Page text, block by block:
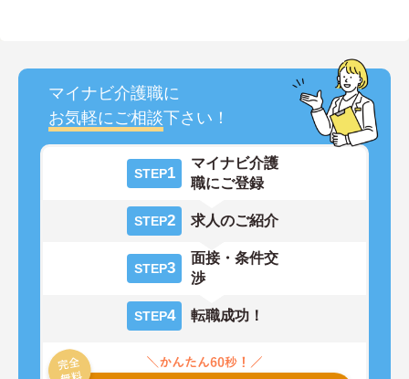
マイナビ介護職に
お気軽にご相談下さい！
STEP1
マイナビ介護
職にご登録
STEP2 求人のご紹介
STEP3
面接・条件交
渉
STEP4 転職成功！